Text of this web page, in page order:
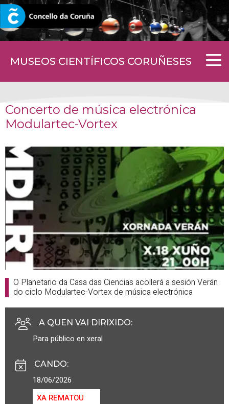
MUSEOS CIENTÍFICOS CORUÑESES
CORUNA.GAL
Concerto de música electrónica
Modulartec-Vortex
O Planetario da Casa das Ciencias acollerá a sesión Verán
do ciclo Modulartec-Vortex de música electrónica
A QUEN VAI DIRIXIDO:
Para público en xeral
CANDO:
18/06/2026
XA REMATOU